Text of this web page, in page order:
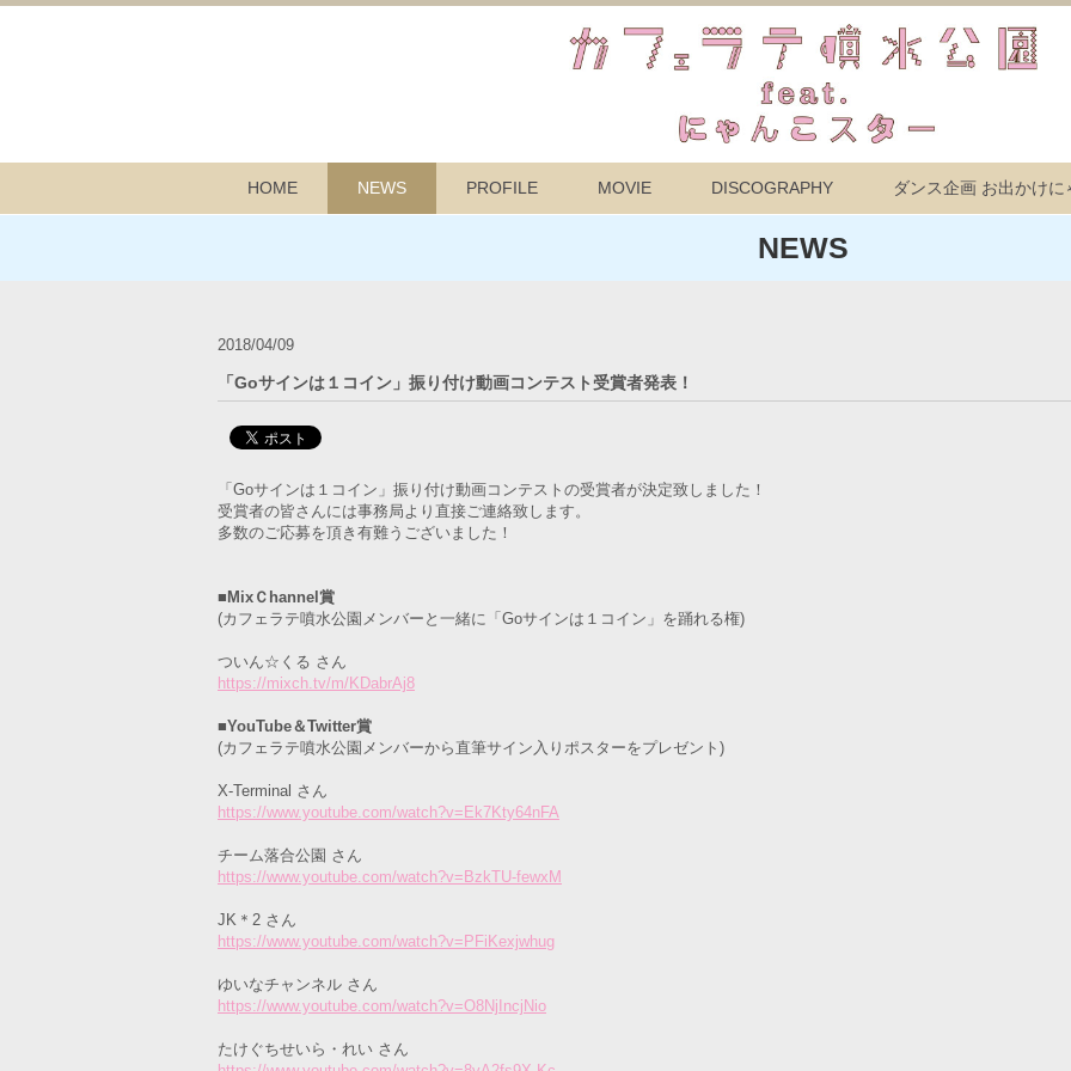
HOME NEWS PROFILE MOVIE DISCOGRAPHY ダンス企画 お出かけに
NEWS
2018/04/09
「Goサインは１コイン」振り付け動画コンテスト受賞者発表！
「Goサインは１コイン」振り付け動画コンテストの受賞者が決定致しました！
受賞者の皆さんには事務局より直接ご連絡致します。
多数のご応募を頂き有難うございました！
■MixＣhannel賞
(カフェラテ噴水公園メンバーと一緒に「Goサインは１コイン」を踊れる権)
ついん☆くる さん
https://mixch.tv/m/KDabrAj8
■YouTube＆Twitter賞
(カフェラテ噴水公園メンバーから直筆サイン入りポスターをプレゼント)
X-Terminal さん
https://www.youtube.com/watch?v=Ek7Kty64nFA
チーム落合公園 さん
https://www.youtube.com/watch?v=BzkTU-fewxM
JK＊2 さん
https://www.youtube.com/watch?v=PFiKexjwhug
ゆいなチャンネル さん
https://www.youtube.com/watch?v=O8NjIncjNio
たけぐちせいら・れい さん